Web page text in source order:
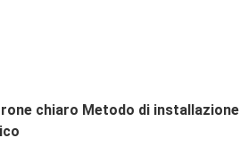
chiaro Metodo di installazione